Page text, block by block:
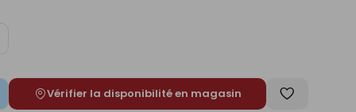
Vérifier la disponibilité en magasin
Enregistrer